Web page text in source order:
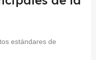
estándares de